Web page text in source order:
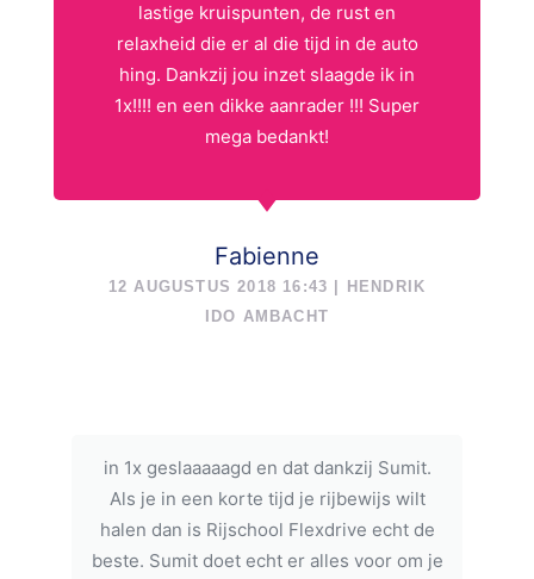
lastige kruispunten, de rust en
relaxheid die er al die tijd in de auto
hing. Dankzij jou inzet slaagde ik in
1x!!!! en een dikke aanrader !!! Super
mega bedankt!
Fabienne
12 AUGUSTUS 2018 16:43 | HENDRIK
IDO AMBACHT
in 1x geslaaaaagd en dat dankzij Sumit.
Als je in een korte tijd je rijbewijs wilt
halen dan is Rijschool Flexdrive echt de
beste. Sumit doet echt er alles voor om je